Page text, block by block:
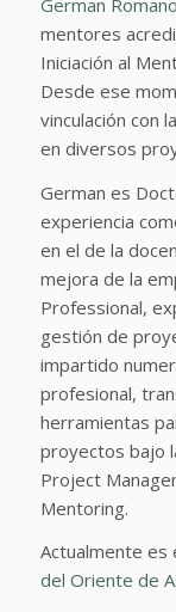
mentores
Iniciación al
Desde ese
vinculación con
en diversos
German es
experiencia
en el de la
mejora de la
Professional,
gestión de
impartido
profesional,
herramientas
proyectos bajo
Project
Mentoring.
Actualmente es
del Oriente de